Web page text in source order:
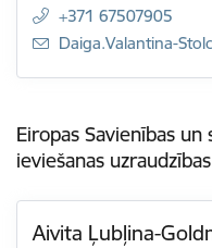
+371 67507905
E-pasts:
Daiga.Valantina-
Eiropas Savienības
ieviešanas
Aivita Ļubļina-